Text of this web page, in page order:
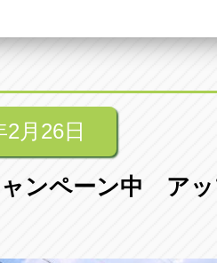
0561-84-
アップル
0586-28-
市美濃池町29-1
宮22号店
市朝日3-4-12
2月26日
ンペーン中 アッ